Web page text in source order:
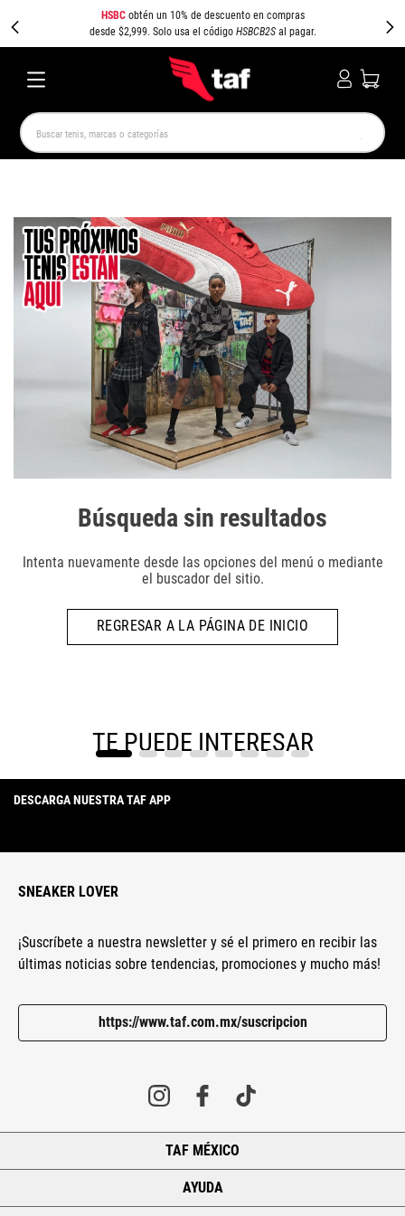
HSBCobtén un 10% de descuento en compras
desde $2,999. Solo usa el código HSBCB2Sal pagar.
Buscar tenis, marcas o categorías
Búsqueda sin resultados
Intenta nuevamente desde las opciones del menú o mediante
el buscador del sitio.
REGRESAR A LA PÁGINA DE INICIO
TE PUEDE INTERESAR
DESCARGA NUESTRA TAF APP
SNEAKER LOVER
¡Suscríbete a nuestra newsletter y sé el primero en recibir las
últimas noticias sobre tendencias, promociones y mucho más!
https://www.taf.com.mx/suscripcion
TAF MÉXICO
AYUDA
SPEEDCAT JORDAN 1 SPEZIAL
PUMA SPEEDCAT CAMPUS